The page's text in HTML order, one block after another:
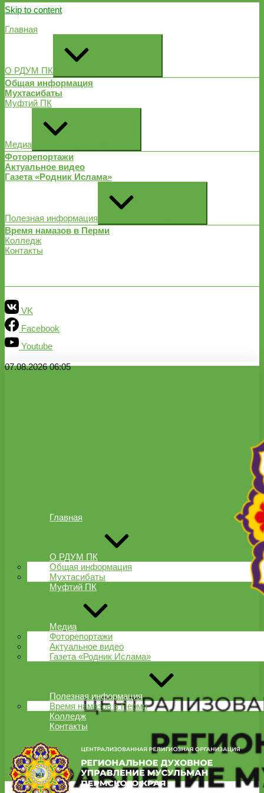
Skip to content
Главная
О РДУМ ПК
Общая информация
Мухтасибаты
Муфтий ПК
Медиа
Фоторепортажи
Актуальное видео
Газета «Родник Ислама»
Полезная информация
Время намазов в Перми
Колледж
Контакты
VK
Facebook
Youtube
07.08.2026 06:05
Главная
О РДУМ ПК
Общая информация
Мухтасибаты
Муфтий ПК
Медиа
Фоторепортажи
Актуальное видео
Газета «Родник Ислама»
Полезная информация
Время намазов в Перми
Колледж
Контакты